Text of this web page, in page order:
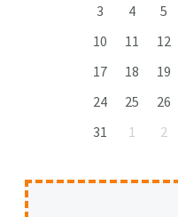
3
4 5
10
11 12
17
18 19
24
25 26
31
1 2